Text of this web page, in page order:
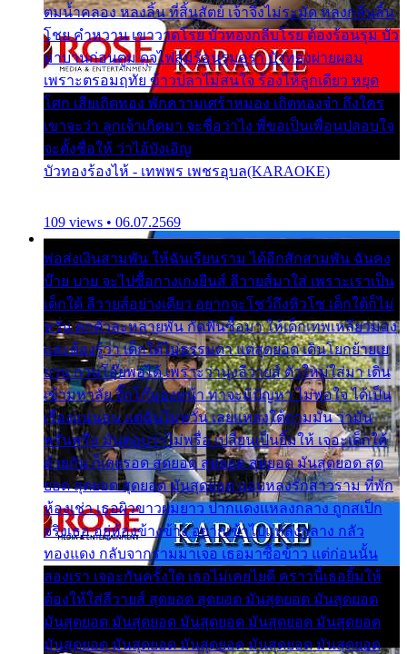
ตมน้ำคลอง หลงลิ้น ที่สิ้นสัตย์ เจ้าจึงไม่ระมัด หลงกลิ่นลิ้น
โชย คำหวาน เขาวาดโรย บัวทองกลีบโรย ต้องร้อนรุม บัว
มาบานก่อนตูม ดุจไฟสุมร้อนรุมอุรา บัวทองผ่ายผอม
เพราะตรอมฤทัย ข้าวปลาไม่สนใจ ร้องไห้ลูกเดียว หยุด
โศก เสียเถิดทอง พักความเศร้าหมอง เถิดทองจ๋า ถึงใคร
เขาจะว่า ลูกเจ้าเกิดมา จะชื่อว่าไง พี่ขอเป็นเพื่อนปลอบใจ
จะตั้งชื่อให้ ว่าไอ้บังเอิญ
บัวทองร้องไห้ - เทพพร เพชรอุบล(KARAOKE)
109 views • 06.07.2569
พ่อส่งเงินสามพัน ให้ฉันเรียนราม ได้อีกสักสามพัน ฉันคง
บ๊าย บาย จะไปซื้อกางเกงยีนส์ ลีวายส์มาใส่ เพราะเราเป็น
เด็กใต้ ลีวายส์อย่างเดียว อยากจะโชว์ถึงหิวโซ เด็กใต้ก็ไม่
หวั่น ตกตัวละหลายพัน กัดฟันซื้อมา ให้เด็กเทพเหลียวมอง
และต้องรู้ว่า เด็กใต้ไม่ธรรมดา แต่สุดยอด เดินโยกย้ายเย
ยวน กวนโอ๊ยพอได้ เพราะว่านุ่งลีวายส์ ตัวใหม่ใส่มา เดิน
เข้ามหาลัย จิ๊กโก๊มองหน้า ท่าจะมีปัญหา ไม่พอใจ ได้เป็น
เรื่องแน่นอน แต่ฉันไม่หวั่น เลยแหลงใต้ถามมัน ว่ามัน
พรั่นพรือ มันตอบว่าไม่พรื่อ เปลี่ยนเป็นยิ้มให้ เจอะเด็กใต้
ด้วยกัน ก็เลยรอด สุดยอด สุดยอด สุดยอด มันสุดยอด สุด
ยอด สุดยอด สุดยอด มันสุดยอด แอบหลงรักสาวราม ที่พัก
ห้องเช่า เธอผิวขาวผมยาว ปากแดงแหลงกลาง ถูกสเป็ก
จริงเธอ อยู่ห้องข้างข้าง อยากเข้าไปแหลงกลาง กลัว
ทองแดง กลับจากรามมาเจอ เธอมาซื้อข้าว แต่ก่อนนั้น
สองเรา เจอะกันครั้งใด เธอไม่เคยไยดี คราวนี้เธอยิ้มให้
ต้องให้ใส่ลีวายส์ สุดยอด สุดยอด มันสุดยอด มันสุดยอด
มันสุดยอด มันสุดยอด มันสุดยอด มันสุดยอด มันสุดยอด
มันสุดยอด มันสุดยอด มันสุดยอด มันสุดยอด มันสุดยอด